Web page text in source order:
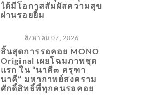
ได้มีโอกาสสัมผัสความสุข
ผ่านรอยยิ้ม
สิงหาคม 07, 2026
สิ้นสุดการรอคอย MONO
Original เผยโฉมภาพชุด
แรก ใน “นาคี๓ ครุฑา
นาคี” มหากาพย์สงคราม
ศักดิ์สิทธิ์ที่ทุกคนรอคอย